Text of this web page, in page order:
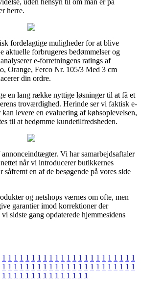
herre.
fordelagtige muligheder for at blive
aktuelle forbrugeres bedømmelser og
e-forretningens ratings af
Orange, Ferco Nr. 105/3 Med 3 cm
din ordre.
en lang række nyttige løsninger til at få et
troværdighed. Herinde ser vi faktisk e-
levere en evaluering af købsoplevelsen,
til at bedømme kundetilfredsheden.
Vi har samarbejdsaftaler
når vi introducerer butikkernes
en af de besøgende på vores side
og netshops værnes om ofte, men
garantier imod korrektioner der
sidste gang opdaterede hjemmesidens
1 1 1 1 1 1 1 1 1 1 1 1 1 1 1 1 1 1 1 1 1 1 1
1 1 1 1 1 1 1 1 1 1 1 1 1 1 1 1 1 1 1 1 1 1 1
1 1 1 1 1 1 1 1 1 1 1 1 1 1 1